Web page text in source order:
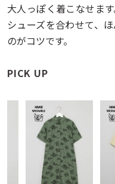
大人っぽく着こなせま
シューズを合わせて、
のがコツです。
PICK UP